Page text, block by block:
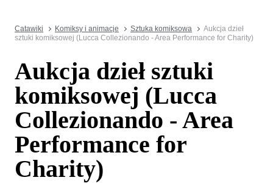
Catawiki Komiksy i animacje Sztuka komiksowa
Aukcja dzieł
sztuki komiksowej (Lucca Collezionando - Area Performance for Charity)
Aukcja dzieł sztuki
komiksowej (Lucca
Collezionando - Area
Performance for
Charity)